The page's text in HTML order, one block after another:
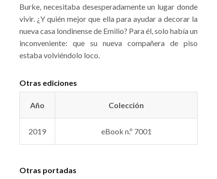
Burke, necesitaba desesperadamente un lugar donde
vivir. ¿Y quién mejor que ella para ayudar a decorar la
nueva casa londinense de Emilio? Para él, solo había un
inconveniente: que su nueva compañera de piso
estaba volviéndolo loco.
Otras ediciones
Año Colección
2019 eBook n.º 7001
Otras portadas